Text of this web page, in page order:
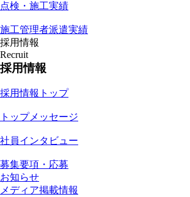
点検・施工実績
施工管理者派遣実績
採用情報
Recruit
採用情報
採用情報トップ
トップメッセージ
社員インタビュー
募集要項・応募
お知らせ
メディア掲載情報